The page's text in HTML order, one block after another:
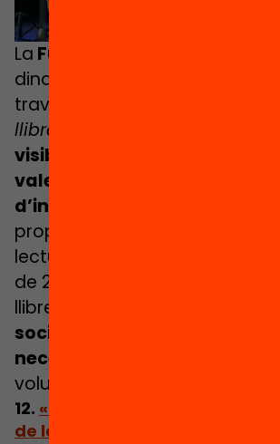
La Fundació FULL
dinamització cultural al País
través d’esdeveniments com
llibre
visible la riquesa de la
valenciana i han mobilitzat
d’infants i joves
. També
propostes per millorar les
lectura. Davant de situacions
de 2024, que va afectar
llibreries, la fundació ha
social i simbòlic de la cultura
necessitat de protegir-la
voluntat política.
12. «Leer+»: la fórmula
de la Fundació José Manuel